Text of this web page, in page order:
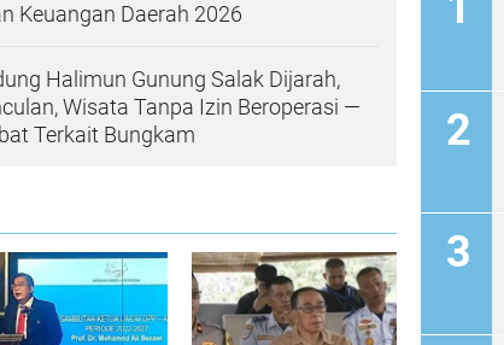
Keuangan Daerah 2026
Halimun Gunung Salak Dijarah,
Wisata Tanpa Izin Beroperasi —
Terkait Bungkam